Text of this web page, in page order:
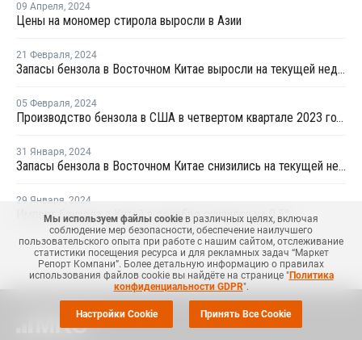
09 Апреля, 2024
Цены на мономер стирола выросли в Азии
21 Февраля, 2024
Запасы бензола в Восточном Китае выросли на текущей неделе
05 Февраля, 2024
Производство бензола в США в четвертом квартале 2023 года выросло
31 Января, 2024
Запасы бензола в Восточном Китае снизились на текущей неделе
29 Января, 2024
Импорт бензола в Китай в декабре снизился на 0,5%
Мы используем файлы cookie в различных целях, включая
соблюдение мер безопасности, обеспечение наилучшего
пользовательского опыта при работе с нашим сайтом, отслеживание
статистики посещения ресурса и для рекламных задач “Маркет
Репорт Компани”. Более детальную информацию о правилах
использования файлов cookie вы найдёте на странице "Политика
конфиденциальности GDPR".
Настройки Cookie Принять Все Cookie